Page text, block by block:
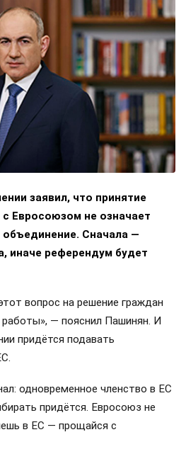
заявил, что принятие
с Евросоюзом не означает
объединение. Сначала —
иначе референдум будет
вопрос на решение граждан
работы», — пояснил Пашинян. И
придётся подавать
одновременное членство в ЕС
придётся. Евросоюз не
в ЕС — прощайся с